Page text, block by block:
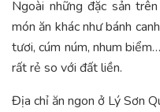
Ngoài những đặc sản
món ăn khác như bánh
tươi, cúm núm, nhum
rất rẻ so với đất liền.
Địa chỉ ăn ngon ở Lý Sơn